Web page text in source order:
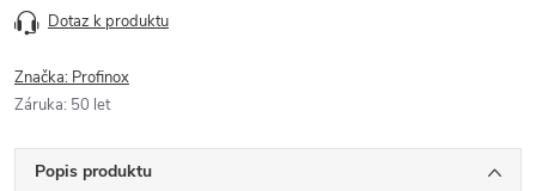
Dotaz k produktu
Značka: Profinox
Záruka: 50 let
Popis produktu